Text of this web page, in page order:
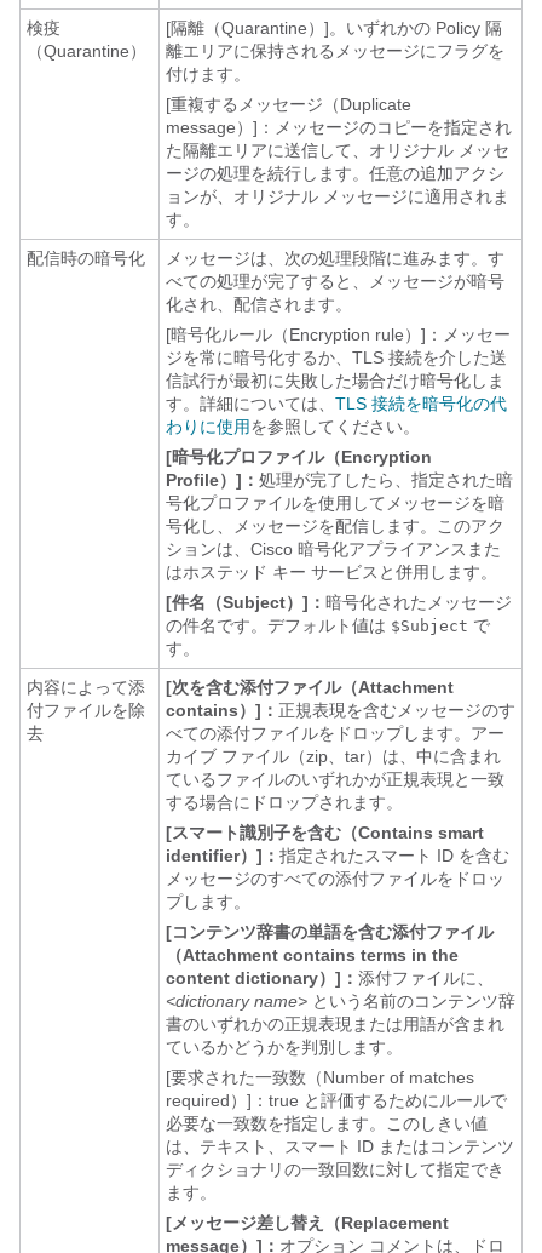
検疫
（Quarantine）
[隔離（Quarantine）]。いずれかの Policy 隔
離エリアに保持されるメッセージにフラグを
付けます。
[重複するメッセージ（Duplicate
message）]：メッセージのコピーを指定され
た隔離エリアに送信して、オリジナル メッセ
ージの処理を続行します。 任意の追加アクシ
ョンが、オリジナル メッセージに適用されま
す。
配信時の暗号化
メッセージは、次の処理段階に進みます。す
べての処理が完了すると、メッセージが暗号
化され、配信されます。
[暗号化ルール（Encryption rule）]：メッセー
ジを常に暗号化するか、TLS 接続を介した送
信試行が最初に失敗した場合だけ暗号化しま
す。 詳細については、 TLS 接続を暗号化の代
わりに使用を参照してください。
[暗号化プロファイル（Encryption
Profile）]： 処理が完了したら、指定された暗
号化プロファイルを使用してメッセージを暗
号化し、メッセージを配信します。このアク
ションは、Cisco 暗号化アプライアンスまた
はホステッド キー サービスと併用します。
[件名（Subject）]： 暗号化されたメッセージ
の件名です。デフォルト値は $Subject で
す。
内容によって添
付ファイルを除
去
[次を含む添付ファイル（Attachment
contains）]： 正規表現を含むメッセージのす
べての添付ファイルをドロップします。アー
カイブ ファイル（zip、tar）は、中に含まれ
ているファイルのいずれかが正規表現と一致
する場合にドロップされます。
[スマート識別子を含む（Contains smart
identifier）]： 指定されたスマート ID を含む
メッセージのすべての添付ファイルをドロッ
プします。
[コンテンツ辞書の単語を含む添付ファイル
（Attachment contains terms in the
content dictionary）]： 添付ファイルに、
<dictionary name> という名前のコンテンツ辞
書のいずれかの正規表現または用語が含まれ
ているかどうかを判別します。
[要求された一致数（Number of matches
required）]： true と評価するためにルールで
必要な一致数を指定します。このしきい値
は、テキスト、スマート ID またはコンテンツ
ディクショナリの一致回数に対して指定でき
ます。
[メッセージ差し替え（Replacement
message）]： オプション コメントは、ドロ